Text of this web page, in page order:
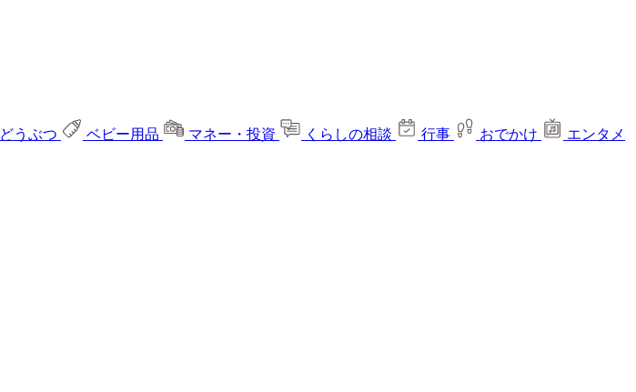
どうぶつ ベビー用品 マネー・投資 くらしの相談 行事 おでかけ
エンタメ